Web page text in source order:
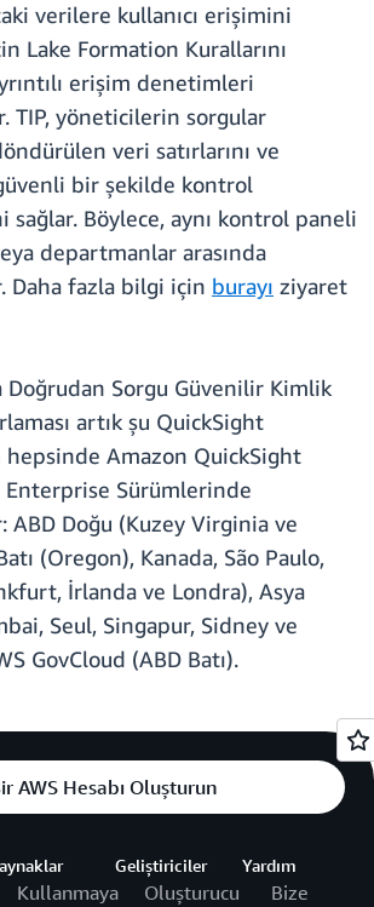
verilere kullanıcı erişimini
Lake Formation Kurallarını
erişim denetimleri
TIP, yöneticilerin sorgular
veri satırlarını ve
bir şekilde kontrol
sağlar. Böylece, aynı kontrol paneli
departmanlar arasında
Daha fazla bilgi için burayı ziyaret
Doğrudan Sorgu Güvenilir Kimlik
artık şu QuickSight
Amazon QuickSight
Enterprise Sürümlerinde
ABD Doğu (Kuzey Virginia ve
(Oregon), Kanada, São Paulo,
İrlanda ve Londra), Asya
Seul, Singapur, Sidney ve
GovCloud (ABD Batı).
AWS Hesabı Oluşturun
Kullanmaya
Geliştiriciler
Oluşturucu
Yardım
Bize